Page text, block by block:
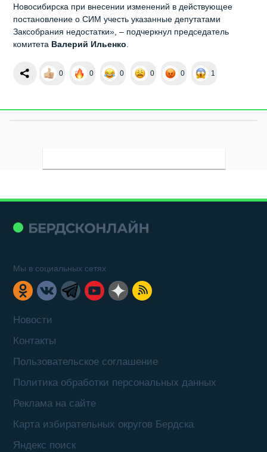
Новосибирска при внесении изменений в действующее
постановление о СИМ учесть указанные депутатами
Заксобрания недостатки», – подчеркнул председатель
комитета Валерий Ильенко.
0 0 0 0 0 1
Новости
Контакты
Пользовательское соглашение
Политика обработки персональных данных
Реклама на сайте
Карта избирательных округов Бердска
Яндекс поиск
Мы в социальных сетях